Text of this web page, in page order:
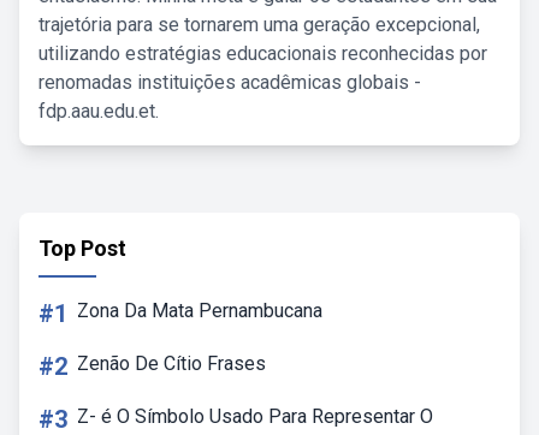
trajetória para se tornarem uma geração excepcional,
utilizando estratégias educacionais reconhecidas por
renomadas instituições acadêmicas globais -
fdp.aau.edu.et.
Top Post
#1 Zona Da Mata Pernambucana
#2 Zenão De Cítio Frases
#3 Z- é O Símbolo Usado Para Representar O